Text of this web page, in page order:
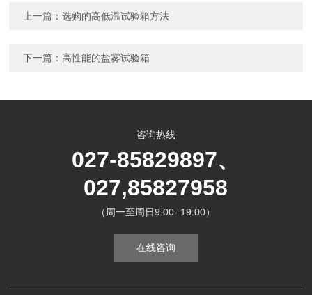
上一篇：选购的高低温试验箱方法
下一篇：高性能的盐雾试验箱
咨询热线
027-85829897、
027,85827958
（周一至周日9:00- 19:00）
在线咨询